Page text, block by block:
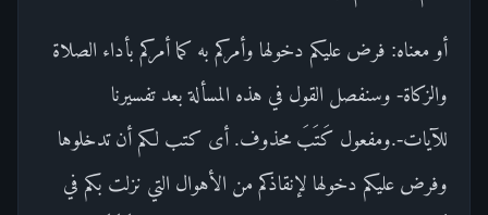
أو معناه: فرض عليكم دخولها وأمركم به كما أمركم بأداء الصلاة
والزكاة- وسنفصل القول في هذه المسألة بعد تفسيرنا
للآيات-.ومفعول كَتَبَ محذوف. أى كتب لكم أن تدخلوها
وفرض عليكم دخولها لإنقاذكم من الأهوال التي نزلت بكم في